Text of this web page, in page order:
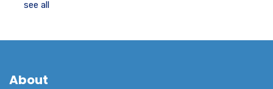
see all
About